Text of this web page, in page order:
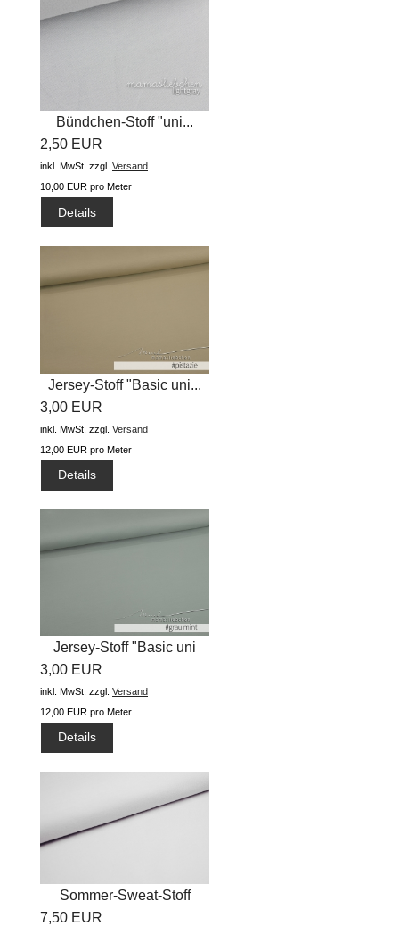
Bündchen-Stoff "uni...
2,50 EUR
inkl. MwSt. zzgl. Versand
10,00 EUR pro Meter
Details
Jersey-Stoff "Basic uni...
3,00 EUR
inkl. MwSt. zzgl. Versand
12,00 EUR pro Meter
Details
Jersey-Stoff "Basic uni
#grau...
3,00 EUR
inkl. MwSt. zzgl. Versand
12,00 EUR pro Meter
Details
Sommer-Sweat-Stoff
7,50 EUR